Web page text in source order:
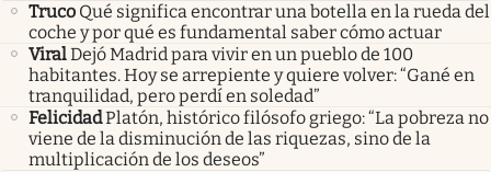
Truco Qué significa encontrar una botella en la rueda del
coche y por qué es fundamental saber cómo actuar
ViralDejó Madrid para vivir en un pueblo de 100
habitantes. Hoy se arrepiente y quiere volver: “Gané en
tranquilidad, pero perdí en soledad”
FelicidadPlatón, histórico filósofo griego: “La pobreza no
viene de la disminución de las riquezas, sino de la
multiplicación de los deseos”